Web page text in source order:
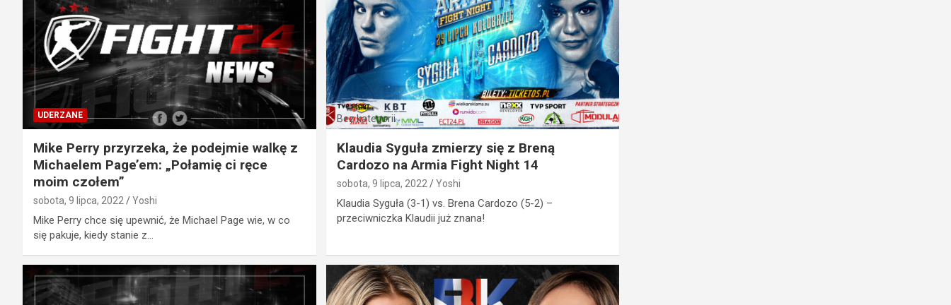
UDERZANE
Mike Perry przyrzeka, że podejmie walkę z
Michaelem Page’em: „Połamię ci ręce
moim czołem”
sobota, 9 lipca, 2022 Yoshi
Mike Perry chce się upewnić, że Michael Page wie, w co
się pakuje, kiedy stanie z…
Bez kategorii
Klaudia Syguła zmierzy się z Breną
Cardozo na Armia Fight Night 14
sobota, 9 lipca, 2022 Yoshi
Klaudia Syguła (3-1) vs. Brena Cardozo (5-2) –
przeciwniczka Klaudii już znana!